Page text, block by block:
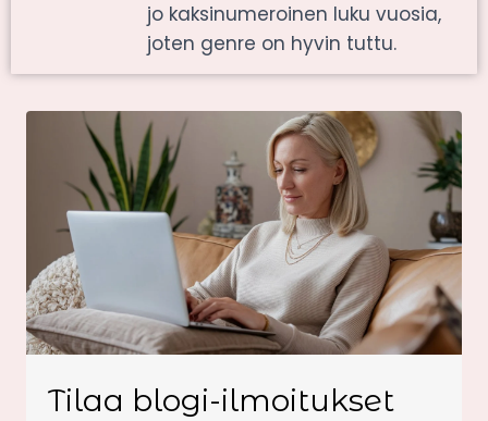
jo kaksinumeroinen luku vuosia,
joten genre on hyvin tuttu.
Tilaa blogi-ilmoitukset